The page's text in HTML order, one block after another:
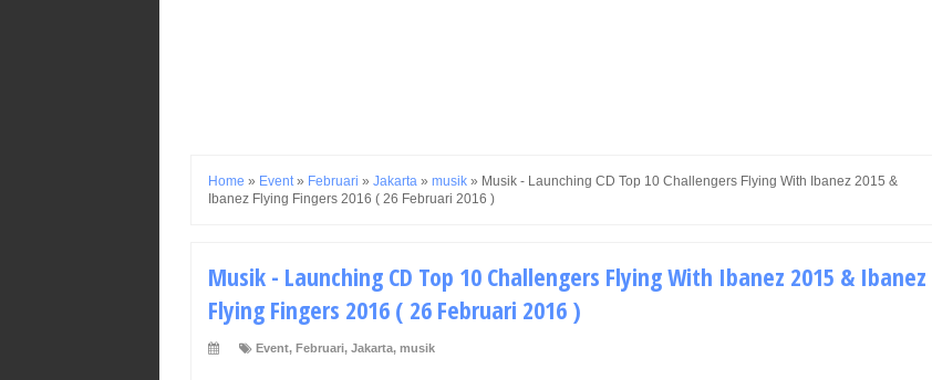
Home » Event » Februari » Jakarta » musik » Musik - Launching CD Top 10 Challengers Flying With Ibanez 2015 &
Ibanez Flying Fingers 2016 ( 26 Februari 2016 )
Musik - Launching CD Top 10 Challengers Flying With Ibanez 2015 & Ibanez
Flying Fingers 2016 ( 26 Februari 2016 )
Event, Februari, Jakarta, musik